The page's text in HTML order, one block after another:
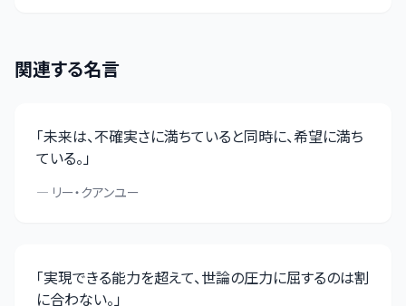
関連する名言
「未来は、不確実さに満ちていると同時に、希望に満ち
ている。」
— リー・クアンユー
「実現できる能力を超えて、世論の圧力に屈するのは割
に合わない。」